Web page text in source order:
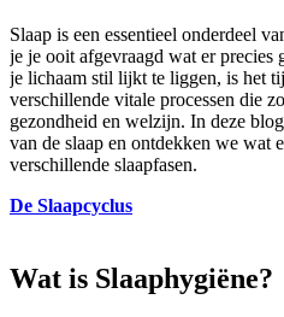
Slaap is een essentieel onderdeel
je je ooit afgevraagd wat er
je lichaam stil lijkt te liggen, is het
verschillende vitale processen die
gezondheid en welzijn. In deze
van de slaap en ontdekken we wat
verschillende slaapfasen.
De Slaapcyclus
Wat is Slaaphygiëne?